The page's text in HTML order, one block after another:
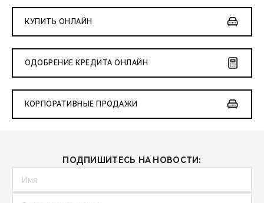
КУПИТЬ ОНЛАЙН
ОДОБРЕНИЕ КРЕДИТА ОНЛАЙН
КОРПОРАТИВНЫЕ ПРОДАЖИ
ПОДПИШИТЕСЬ НА НОВОСТИ: